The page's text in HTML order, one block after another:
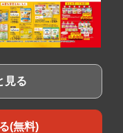
見る
(無料)